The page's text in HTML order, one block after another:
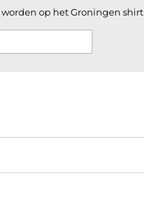
op het Groningen shirt